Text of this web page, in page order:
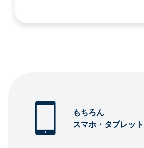
もちろん
スマホ・タブレッ